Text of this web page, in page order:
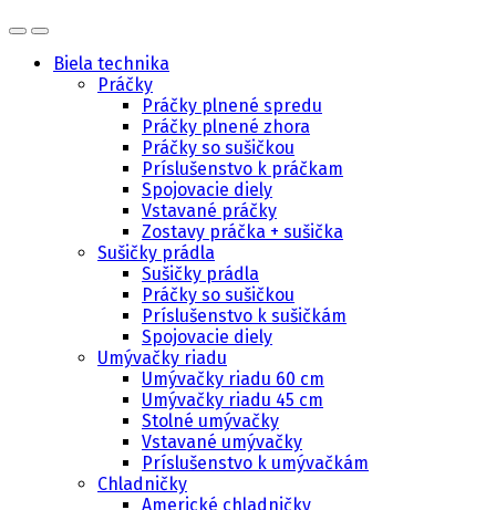
Biela technika
Práčky
Práčky plnené spredu
Práčky plnené zhora
Práčky so sušičkou
Príslušenstvo k práčkam
Spojovacie diely
Vstavané práčky
Zostavy práčka + sušička
Sušičky prádla
Sušičky prádla
Práčky so sušičkou
Príslušenstvo k sušičkám
Spojovacie diely
Umývačky riadu
Umývačky riadu 60 cm
Umývačky riadu 45 cm
Stolné umývačky
Vstavané umývačky
Príslušenstvo k umývačkám
Chladničky
Americké chladničky